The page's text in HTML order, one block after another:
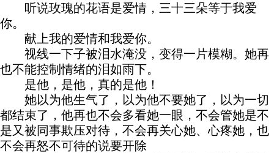
听说玫瑰的花语是爱情，三十三朵等于我爱
你。
献上我的爱情和我爱你。
视线一下子被泪水淹没，变得一片模糊。她再
也不能控制情绪的泪如雨下。
是他，是他，真的是他！
她以为他生气了，以为他不要她了，以为一切
都结束了，他再也不会多看她一眼，不会管她是不
是又被同事欺压对待，不会再关心她、心疼她，也
不会再怒不可待的说要开除